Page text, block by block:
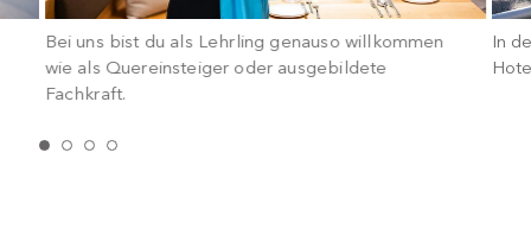
Bei uns bist du als Lehrling genauso willkommen
wie als Quereinsteiger oder ausgebildete
Fachkraft.
In